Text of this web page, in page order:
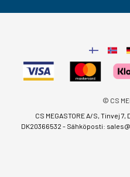
© CS
CS MEGASTORE A/S, Tinvej
DK20366532 - Sähköposti: